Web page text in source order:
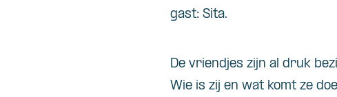
gast: Sita.
De vriendjes zijn al druk
Wie is zij en wat komt ze